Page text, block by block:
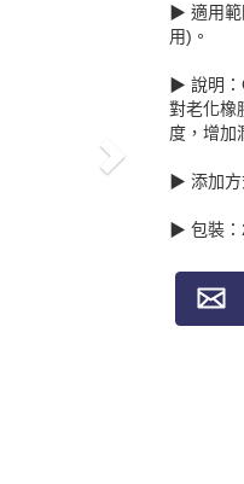
▶ 適用範
用)。
▶ 說明：
對老化橡
度，增加
▶ 添加方
▶ 包裝：